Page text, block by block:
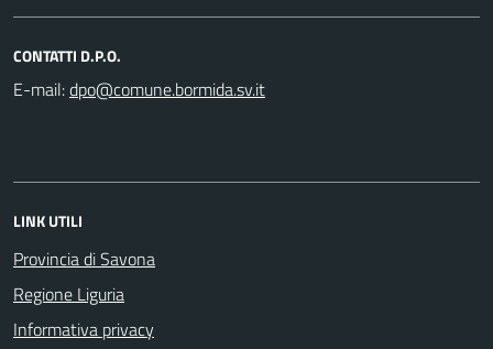
CONTATTI D.P.O.
E-mail:
LINK UTILI
Provincia di Savona
Regione Liguria
Informativa privacy